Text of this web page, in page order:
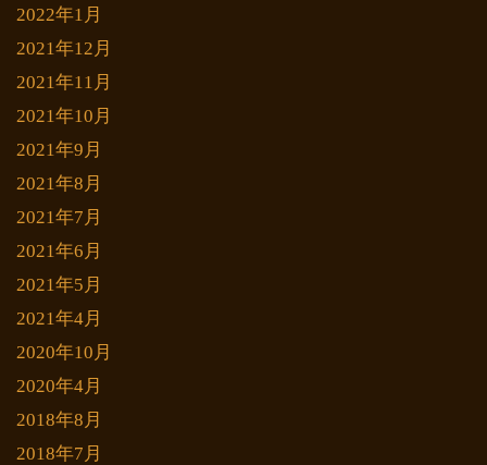
2022年1月
2021年12月
2021年11月
2021年10月
2021年9月
2021年8月
2021年7月
2021年6月
2021年5月
2021年4月
2020年10月
2020年4月
2018年8月
2018年7月